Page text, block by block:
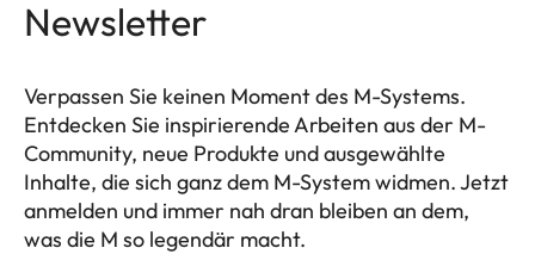
Newsletter
Verpassen Sie keinen Moment des M-Systems.
Entdecken Sie inspirierende Arbeiten aus der M-
Community, neue Produkte und ausgewählte
Inhalte, die sich ganz dem M-System widmen. Jetzt
anmelden und immer nah dran bleiben an dem,
was die M so legendär macht.